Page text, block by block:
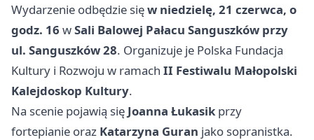
Wydarzenie odbędzie sięw niedzielę, 21 czerwca, o
godz. 16 wSali Balowej Pałacu Sanguszków przy
ul. Sanguszków 28. Organizuje je Polska Fundacja
Kultury i Rozwoju w ramach II Festiwalu Małopolski
Kalejdoskop Kultury.
Na scenie pojawią się Joanna Łukasik przy
fortepianie oraz Katarzyna Guran jako sopranistka.